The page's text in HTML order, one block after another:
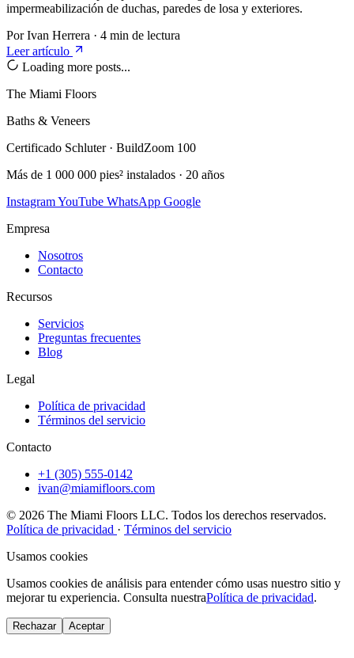
impermeabilización de duchas, paredes de losa y exteriores.
Por Ivan Herrera · 4 min de lectura
Leer artículo
Loading more posts...
The Miami Floors
Baths & Veneers
Certificado Schluter · BuildZoom 100
Más de 1 000 000 pies² instalados · 20 años
InstagramYouTube WhatsApp Google
Empresa
Nosotros
Contacto
Recursos
Servicios
Preguntas frecuentes
Blog
Legal
Política de privacidad
Términos del servicio
Contacto
+1 (305) 555-0142
ivan@miamifloors.com
© 2026 The Miami Floors LLC. Todos los derechos reservados.
Política de privacidad · Términos del servicio
Usamos cookies
Usamos cookies de análisis para entender cómo usas nuestro sitio y
mejorar tu experiencia. Consulta nuestraPolítica de privacidad.
Rechazar Aceptar